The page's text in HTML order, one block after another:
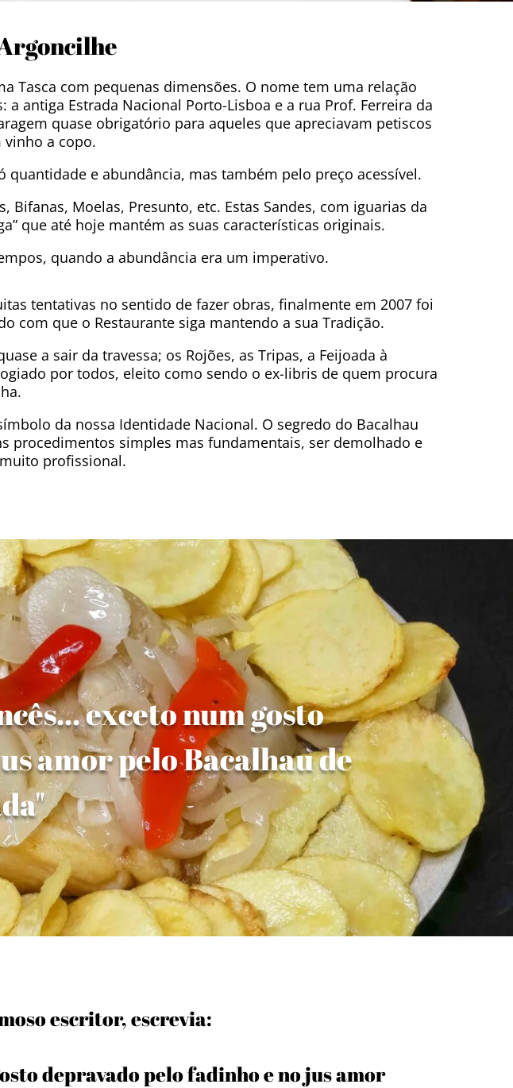
Tasca com pequenas dimensões. O nome tem uma relação
antiga Estrada Nacional Porto-Lisboa e a rua Prof. Ferreira da
quase obrigatório para aqueles que apreciavam petiscos
a copo.
e abundância, mas também pelo preço acessível.
Bifanas, Moelas, Presunto, etc. Estas Sandes, com iguarias da
que até hoje mantém as suas características originais.
quando a abundância era um imperativo.
tentativas no sentido de fazer obras, finalmente em 2007 foi
com que o Restaurante siga mantendo a sua Tradição.
a sair da travessa; os Rojões, as Tripas, a Feijoada à
por todos, eleito como sendo o ex-libris de quem procura
da nossa Identidade Nacional. O segredo do Bacalhau
procedimentos simples mas fundamentais, ser demolhado e
profissional.
exceto num gosto
amor pelo Bacalhau de
escritor, escrevia:
depravado pelo fadinho e no jus amor